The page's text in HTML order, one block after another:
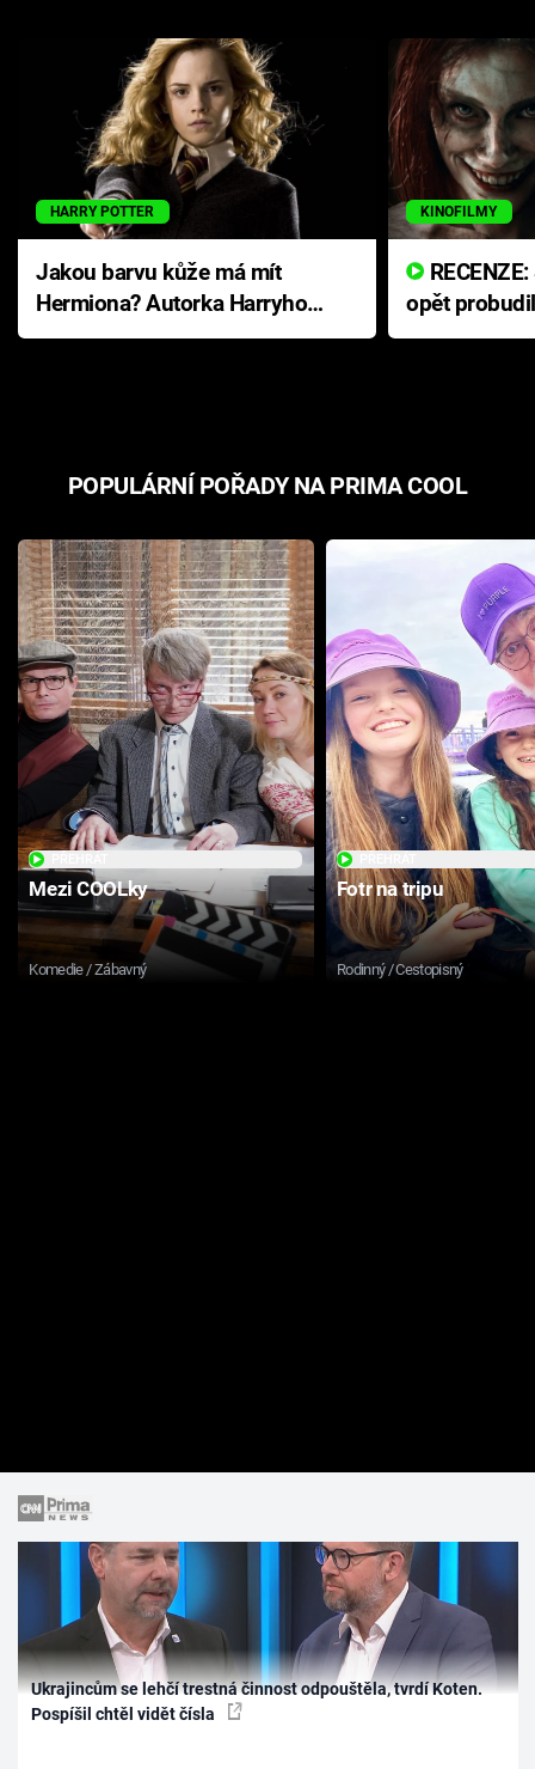
HARRY POTTER
Jakou barvu kůže má mít
Hermiona? Autorka Harryho
Pottera přišla s ráznou
KINOFILMY
opět
přichází s
POPULÁRNÍ POŘADY NA PRIMA COOL
Mezi COOLky
Komedie / Zábavný
Fotr na tripu
Rodinný / Cestopisný
Ukrajincům se lehčí trestná činnost odpouštěla, tvrdí Koten.
Pospíšil chtěl vidět čísla